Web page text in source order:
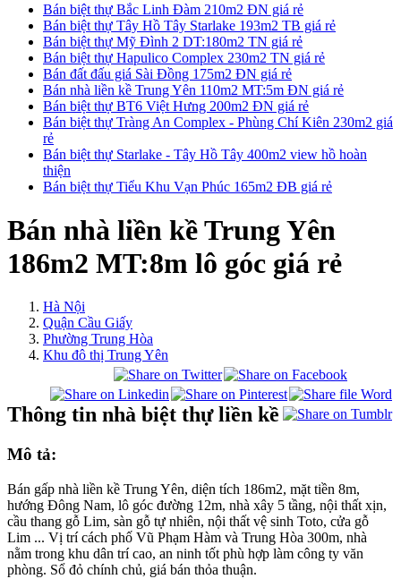
Bán biệt thự Bắc Linh Đàm 210m2 ĐN giá rẻ
Bán biệt thự Tây Hồ Tây Starlake 193m2 TB giá rẻ
Bán biệt thự Mỹ Đình 2 DT:180m2 TN giá rẻ
Bán biệt thự Hapulico Complex 230m2 TN giá rẻ
Bán đất đấu giá Sài Đồng 175m2 ĐN giá rẻ
Bán nhà liền kề Trung Yên 110m2 MT:5m ĐN giá rẻ
Bán biệt thự BT6 Việt Hưng 200m2 ĐN giá rẻ
Bán biệt thự Tràng An Complex - Phùng Chí Kiên 230m2 giá
rẻ
Bán biệt thự Starlake - Tây Hồ Tây 400m2 view hồ hoàn
thiện
Bán biệt thự Tiểu Khu Vạn Phúc 165m2 ĐB giá rẻ
Bán nhà liền kề Trung Yên
186m2 MT:8m lô góc giá rẻ
Hà Nội
Quận Cầu Giấy
Phường Trung Hòa
Khu đô thị Trung Yên
Thông tin nhà biệt thự liền kề
Mô tả:
Bán gấp nhà liền kề Trung Yên, diện tích 186m2, mặt tiền 8m,
hướng Đông Nam, lô góc đường 12m, nhà xây 5 tầng, nội thất xịn,
cầu thang gỗ Lim, sàn gỗ tự nhiên, nội thất vệ sinh Toto, cửa gỗ
Lim ... Vị trí cách phố Vũ Phạm Hàm và Trung Hòa 300m, nhà
nằm trong khu dân trí cao, an ninh tốt phù hợp làm công ty văn
phòng. Sổ đỏ chính chủ, giá bán thỏa thuận.